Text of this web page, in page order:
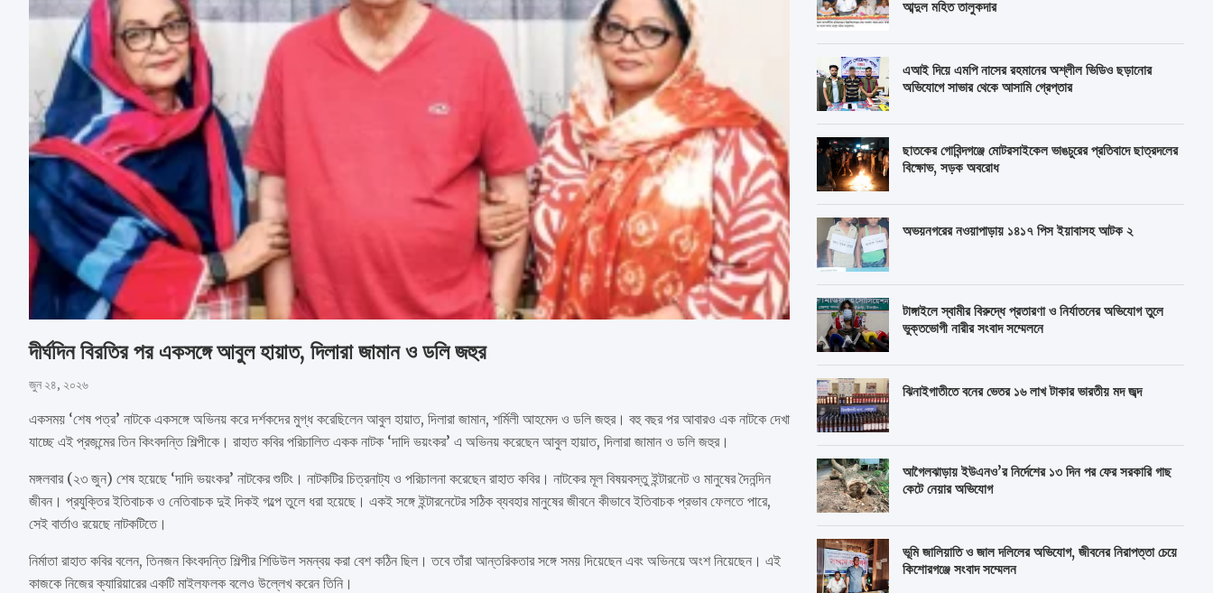
দীর্ঘদিন বিরতির পর একসঙ্গে আবুল হায়াত, দিলারা জামান ও ডলি জহুর
জুন ২৪, ২০২৬
একসময় ‘শেষ পত্র’ নাটকে একসঙ্গে অভিনয় করে দর্শকদের মুগ্ধ করেছিলেন আবুল হায়াত, দিলারা জামান, শর্মিলী আহমেদ ও ডলি জহুর। বহু বছর পর আবারও এক নাটকে দেখা
যাচ্ছে এই প্রজন্মের তিন কিংবদন্তি শিল্পীকে। রাহাত কবির পরিচালিত একক নাটক ‘দাদি ভয়ংকর’ এ অভিনয় করেছেন আবুল হায়াত, দিলারা জামান ও ডলি জহুর।
মঙ্গলবার (২৩ জুন) শেষ হয়েছে ‘দাদি ভয়ংকর’ নাটকের শুটিং। নাটকটির চিত্রনাট্য ও পরিচালনা করেছেন রাহাত কবির। নাটকের মূল বিষয়বস্তু ইন্টারনেট ও মানুষের দৈনন্দিন
জীবন। প্রযুক্তির ইতিবাচক ও নেতিবাচক দুই দিকই গল্পে তুলে ধরা হয়েছে। একই সঙ্গে ইন্টারনেটের সঠিক ব্যবহার মানুষের জীবনে কীভাবে ইতিবাচক প্রভাব ফেলতে পারে,
সেই বার্তাও রয়েছে নাটকটিতে।
নির্মাতা রাহাত কবির বলেন, তিনজন কিংবদন্তি শিল্পীর শিডিউল সমন্বয় করা বেশ কঠিন ছিল। তবে তাঁরা আন্তরিকতার সঙ্গে সময় দিয়েছেন এবং অভিনয়ে অংশ নিয়েছেন। এই
কাজকে নিজের ক্যারিয়ারের একটি মাইলফলক বলেও উল্লেখ করেন তিনি।
আব্দুল মহিত তালুকদার
এআই দিয়ে এমপি নাসের রহমানের অশ্লীল ভিডিও ছড়ানোর
অভিযোগে সাভার থেকে আসামি গ্রেপ্তার
ছাতকের গোবিন্দগঞ্জে মোটরসাইকেল ভাঙচুরের প্রতিবাদে ছাত্রদলের
বিক্ষোভ, সড়ক অবরোধ
অভয়নগরের নওয়াপাড়ায় ১৪১৭ পিস ইয়াবাসহ আটক ২
টাঙ্গাইলে স্বামীর বিরুদ্ধে প্রতারণা ও নির্যাতনের অভিযোগ তুলে
ভুক্তভোগী নারীর সংবাদ সম্মেলনে
ঝিনাইগাতীতে বনের ভেতর ১৬ লাখ টাকার ভারতীয় মদ জব্দ
আগৈলঝাড়ায় ইউএনও’র নির্দেশের ১৩ দিন পর ফের সরকারি গাছ
কেটে নেয়ার অভিযোগ
ভূমি জালিয়াতি ও জাল দলিলের অভিযোগ, জীবনের নিরাপত্তা চেয়ে
কিশোরগঞ্জে সংবাদ সম্মেলন